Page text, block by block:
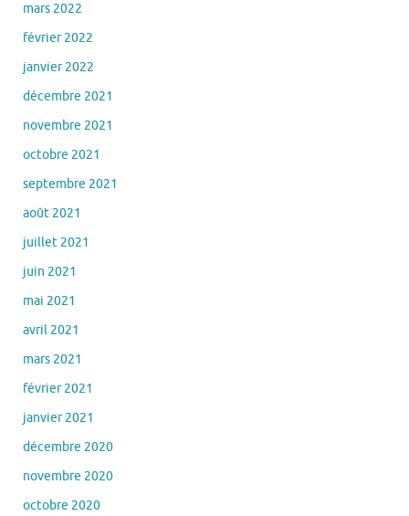
mars 2022
février 2022
janvier 2022
décembre 2021
novembre 2021
octobre 2021
septembre 2021
août 2021
juillet 2021
juin 2021
mai 2021
avril 2021
mars 2021
février 2021
janvier 2021
décembre 2020
novembre 2020
octobre 2020